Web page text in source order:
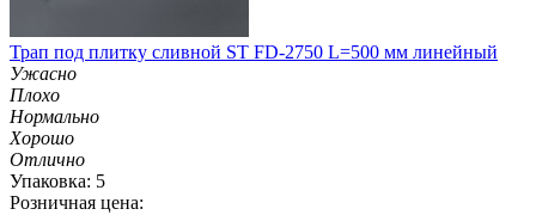
Трап под плитку сливной ST FD-2750 L=500 мм линейный
Ужасно
Плохо
Нормально
Хорошо
Отлично
Упаковка: 5
Розничная цена: